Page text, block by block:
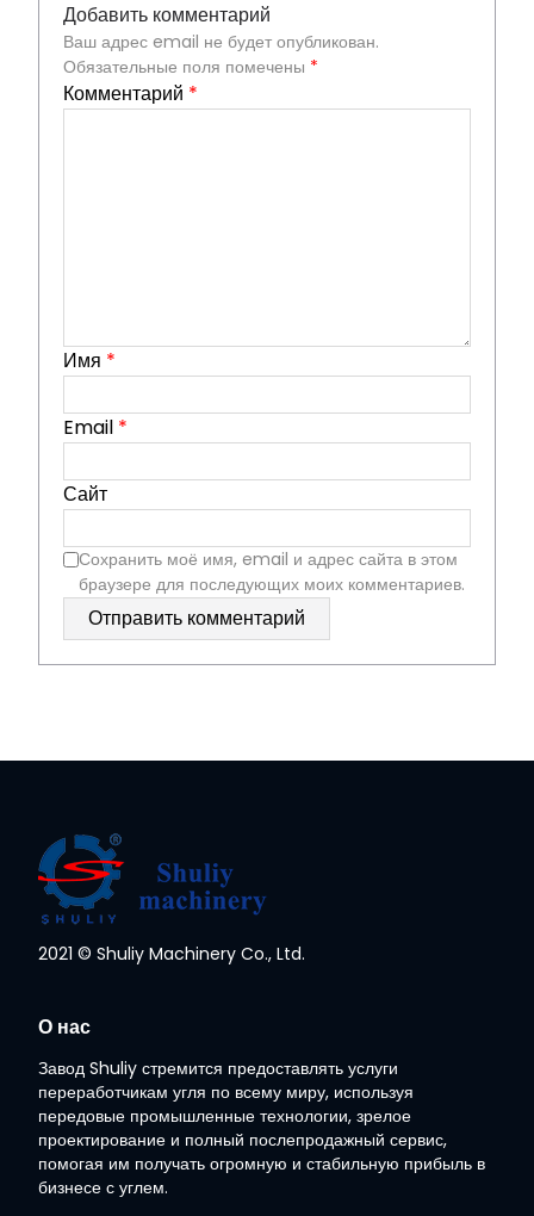
Добавить комментарий
Ваш адрес email не будет опубликован.
Обязательные поля помечены *
Комментарий *
Имя *
Email *
Сайт
Сохранить моё имя, email и адрес сайта в этом
браузере для последующих моих комментариев.
2021 © Shuliy Machinery Co., Ltd.
О нас
Завод Shuliy стремится предоставлять услуги
переработчикам угля по всему миру, используя
передовые промышленные технологии, зрелое
проектирование и полный послепродажный сервис,
помогая им получать огромную и стабильную прибыль в
бизнесе с углем.